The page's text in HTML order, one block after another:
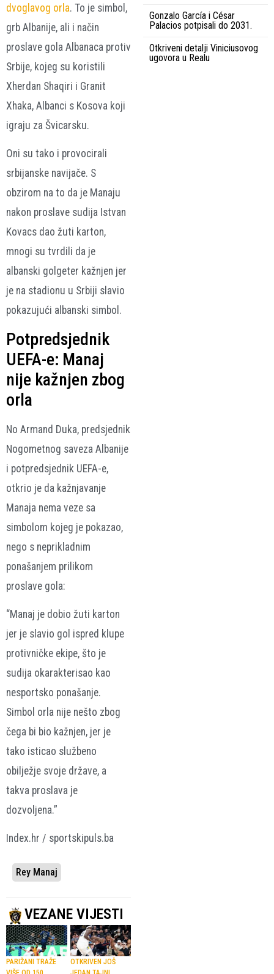
dvoglavog orla. To je simbol,
grb Albanije, ali i način
proslave gola Albanaca protiv
Srbije, kojeg su koristili
Xherdan Shaqiri i Granit
Xhaka, Albanci s Kosova koji
igraju za Švicarsku.
Oni su tako i provocirali
srbijanske navijače. S
obzirom na to da je Manaju
nakon proslave sudija Istvan
Kovacs dao žuti karton,
mnogi su tvrdili da je
albanski golgeter kažnjen jer
je na stadionu u Srbiji slavio
pokazujući albanski simbol.
Potpredsjednik
UEFA-e: Manaj
nije kažnjen zbog
orla
No Armand Duka, predsjednik
Nogometnog saveza Albanije
i potpredsjednik UEFA-e,
otkrio je da kažnjavanje
Manaja nema veze sa
simbolom kojeg je pokazao,
nego s neprikladnim
ponašanjem prilikom
proslave gola:
“Manaj je dobio žuti karton
jer je slavio gol ispred klupe
protivničke ekipe, što je
sudija okarakterisao kao
nesportsko ponašanje.
Simbol orla nije nešto zbog
čega bi bio kažnjen, jer je
tako isticao službeno
obilježje svoje države, a
takva proslava je
dozvoljena.”
Index.hr / sportskipuls.ba
Rey Manaj
VEZANE VIJESTI
PARIŽANI TRAŽE
OTKRIVEN JOŠ
Gonzalo García i César
Palacios potpisali do 2031.
Otkriveni detalji Viniciusovog
ugovora u Realu